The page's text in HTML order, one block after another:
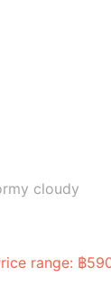
cloudy
range: ฿